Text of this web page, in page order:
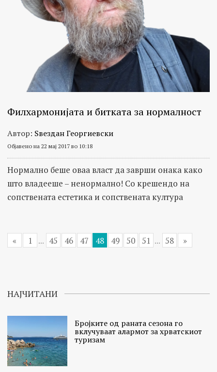
Филхармонијата и битката за нормалност
Автор: Ѕвездан Георгиевски
Објавено на 22 мај 2017 во 10:18
Нормално беше оваа власт да заврши онака како
што владееше – ненормално! Со крешендо на
сопствената естетика и сопствената култура
« 1 ... 45 46 47 48 49 50 51 ... 58 »
НАЈЧИТАНИ
Бројките од раната сезона го
вклучуваат алармот за хрватскиот
туризам